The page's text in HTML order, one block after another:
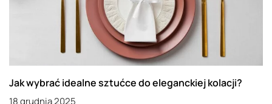
Jak wybrać idealne sztućce do eleganckiej kolacji?
18 grudnia 2025